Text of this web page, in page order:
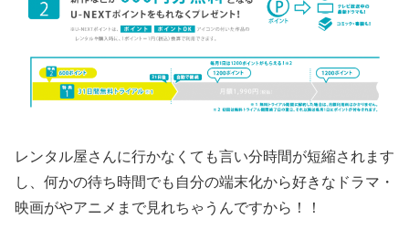
レンタル屋さんに行かなくても言い分時間が短縮されます
し、何かの待ち時間でも自分の端末化から好きなドラマ・
映画がやアニメまで見れちゃうんですから！！